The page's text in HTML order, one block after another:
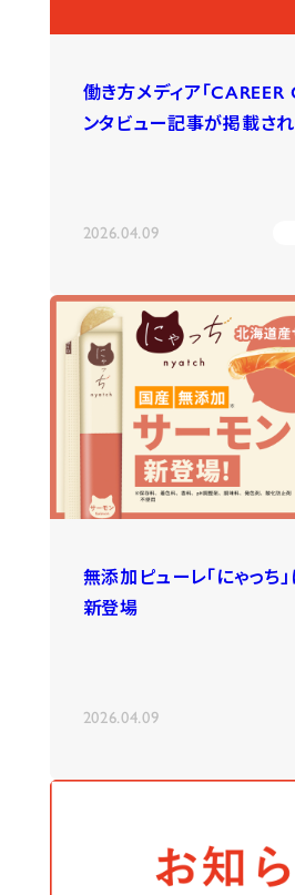
働き方メディア「CAREER
ンタビュー記事が掲載され
2026.04.09
無添加ピューレ「にゃっち
新登場
2026.04.09